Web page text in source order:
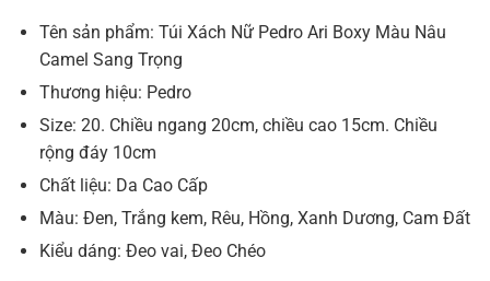
là:
1.100.000 VND.
tại
Tên sản phẩm: Túi Xách Nữ Pedro Ari Boxy Màu Nâu
Camel Sang Trọng
Thương hiệu: Pedro
Size: 20. Chiều ngang 20cm, chiều cao 15cm. Chiều
rộng đáy 10cm
Chất liệu: Da Cao Cấp
Màu: Đen, Trắng kem, Rêu, Hồng, Xanh Dương, Cam Đất
Kiểu dáng: Đeo vai, Đeo Chéo